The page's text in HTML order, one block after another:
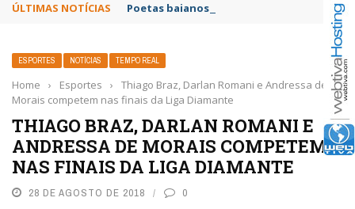
ÚLTIMAS NOTÍCIAS Poetas baianos representam o Brasil no
ESPORTES NOTÍCIAS TEMPO REAL
Home › Esportes ›
Thiago Braz, Darlan Romani e Andressa de
Morais competem nas finais da Liga Diamante
THIAGO BRAZ, DARLAN ROMANI E
ANDRESSA DE MORAIS COMPETEM
NAS FINAIS DA LIGA DIAMANTE
28 DE AGOSTO DE 2018 0